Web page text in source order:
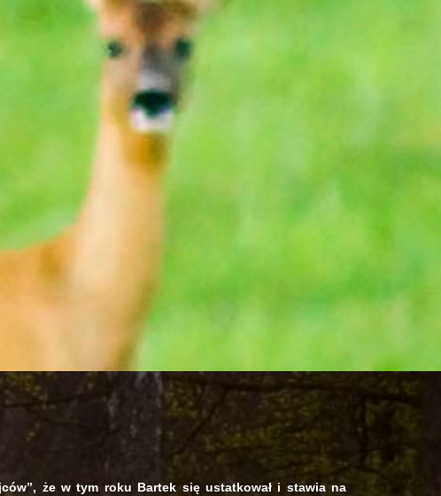
że w tym roku Bartek się ustatkował i stawia na